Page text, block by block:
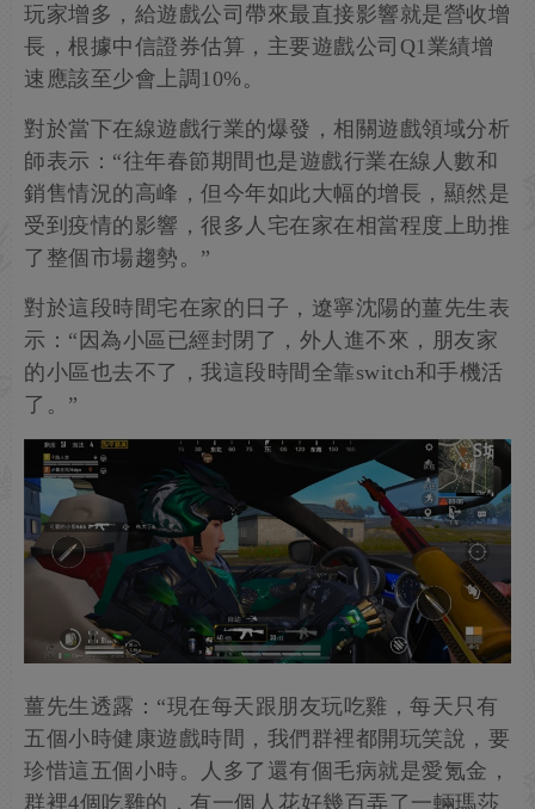
玩家增多，給遊戲公司帶來最直接影響就是營收增
長，根據中信證券估算，主要遊戲公司Q1業績增
速應該至少會上調10%。
對於當下在線遊戲行業的爆發，相關遊戲領域分析
師表示：“往年春節期間也是遊戲行業在線人數和
銷售情況的高峰，但今年如此大幅的增長，顯然是
受到疫情的影響，很多人宅在家在相當程度上助推
了整個市場趨勢。”
對於這段時間宅在家的日子，遼寧沈陽的薑先生表
示：“因為小區已經封閉了，外人進不來，朋友家
的小區也去不了，我這段時間全靠switch和手機活
了。”
薑先生透露：“現在每天跟朋友玩吃雞，每天只有
五個小時健康遊戲時間，我們群裡都開玩笑說，要
珍惜這五個小時。人多了還有個毛病就是愛氪金，
群裡4個吃雞的，有一個人花好幾百弄了一輛瑪莎